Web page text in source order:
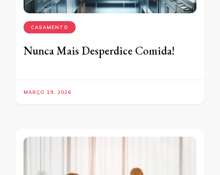
CASAMENTO
Nunca Mais Desperdice Comida!
MARÇO 19, 2026